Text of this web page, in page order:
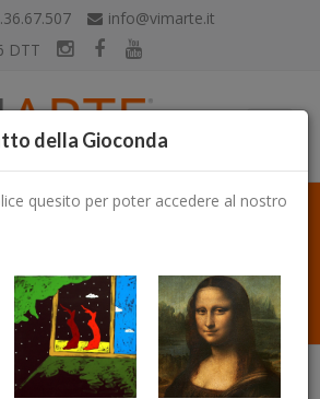
info@vimarte.it
DTT
della Gioconda
quesito per poter accedere al nostro